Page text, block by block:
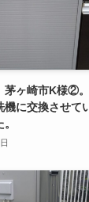
茅ヶ崎市K様②。
機に交換させて